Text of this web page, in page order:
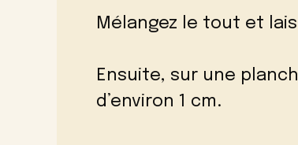
Mélangez le tout et
Ensuite, sur une
d’environ 1 cm.